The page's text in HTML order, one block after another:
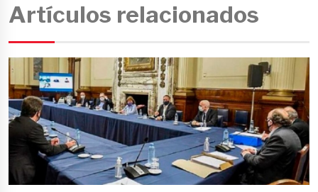
Artículos relacionados